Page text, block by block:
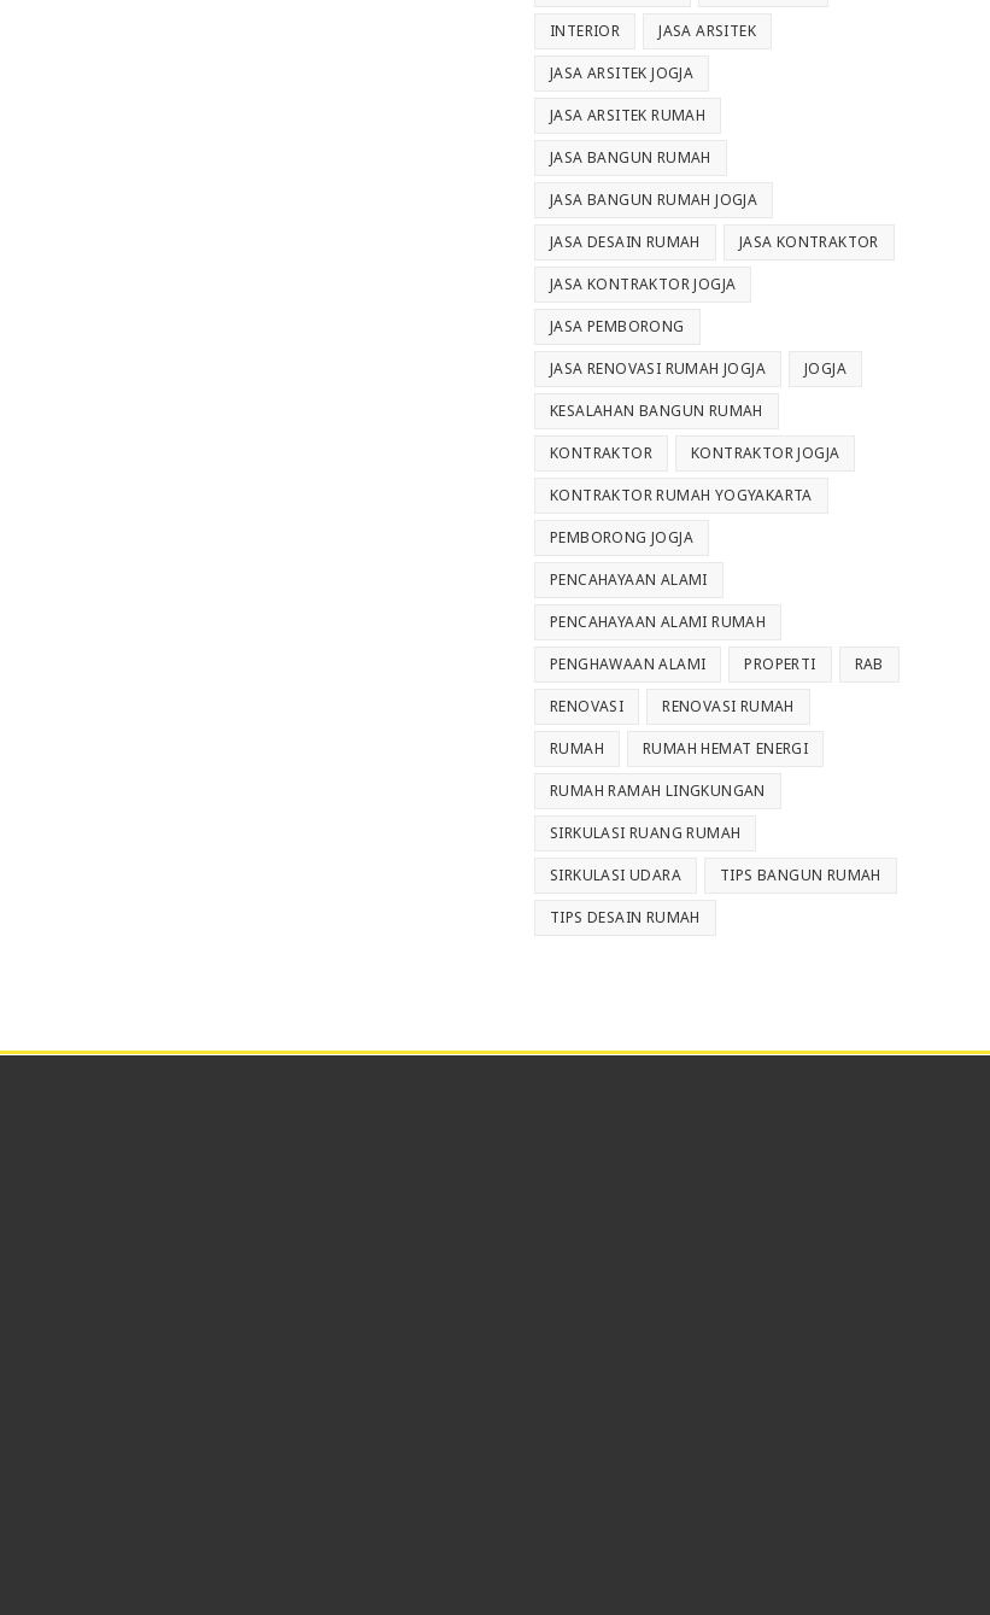
INTERIOR JASA ARSITEK
JASA ARSITEK JOGJA
JASA ARSITEK RUMAH
JASA BANGUN RUMAH
JASA BANGUN RUMAH JOGJA
JASA DESAIN RUMAH JASA KONTRAKTOR
JASA KONTRAKTOR JOGJA
JASA PEMBORONG
JASA RENOVASI RUMAH JOGJA JOGJA
KESALAHAN BANGUN RUMAH
KONTRAKTOR KONTRAKTOR JOGJA
KONTRAKTOR RUMAH YOGYAKARTA
PEMBORONG JOGJA
PENCAHAYAAN ALAMI
PENCAHAYAAN ALAMI RUMAH
PENGHAWAAN ALAMI PROPERTI RAB
RENOVASI RENOVASI RUMAH
RUMAH RUMAH HEMAT ENERGI
RUMAH RAMAH LINGKUNGAN
SIRKULASI RUANG RUMAH
SIRKULASI UDARA TIPS BANGUN RUMAH
TIPS DESAIN RUMAH